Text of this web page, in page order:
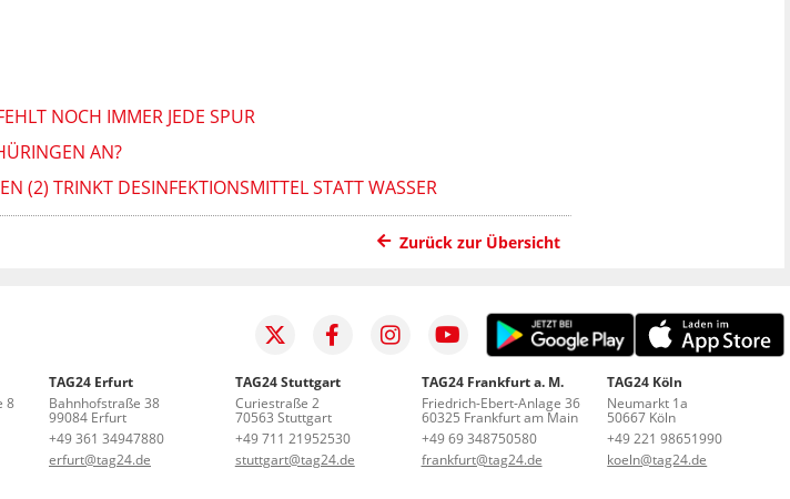
NOCH IMMER JEDE SPUR
AN?
(2) TRINKT DESINFEKTIONSMITTEL STATT WASSER
Zurück zur Übersicht
8
TAG24 Erfurt
Bahnhofstraße 38
99084 Erfurt
+49 361 34947880
erfurt@tag24.de
TAG24 Stuttgart
Curiestraße 2
70563 Stuttgart
+49 711 21952530
stuttgart@tag24.de
TAG24 Frankfurt a. M.
Friedrich-Ebert-Anlage 36
60325 Frankfurt am Main
+49 69 348750580
frankfurt@tag24.de
TAG24 Köln
Neumarkt 1a
50667 Köln
+49 221 98651990
koeln@tag24.de